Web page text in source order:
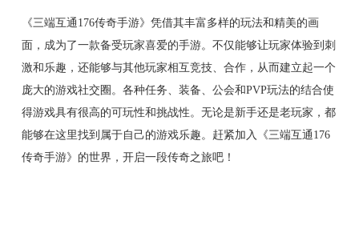
《三端互通176传奇手游》凭借其丰富多样的玩法和精美的画
面，成为了一款备受玩家喜爱的手游。不仅能够让玩家体验到刺
激和乐趣，还能够与其他玩家相互竞技、合作，从而建立起一个
庞大的游戏社交圈。各种任务、装备、公会和PVP玩法的结合使
得游戏具有很高的可玩性和挑战性。无论是新手还是老玩家，都
能够在这里找到属于自己的游戏乐趣。赶紧加入《三端互通176
传奇手游》的世界，开启一段传奇之旅吧！